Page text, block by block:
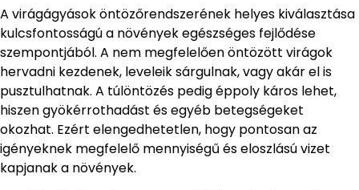
A virágágyások öntözőrendszerének helyes kiválasztása
kulcsfontosságú a növények egészséges fejlődése
szempontjából. A nem megfelelően öntözött virágok
hervadni kezdenek, leveleik sárgulnak, vagy akár el is
pusztulhatnak. A túlöntözés pedig éppoly káros lehet,
hiszen gyökérrothadást és egyéb betegségeket
okozhat. Ezért elengedhetetlen, hogy pontosan az
igényeknek megfelelő mennyiségű és eloszlású vizet
kapjanak a növények.